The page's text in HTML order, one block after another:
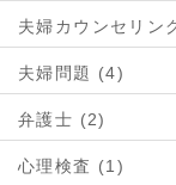
夫婦カウンセリン
夫婦問題 (4)
弁護士 (2)
心理検査 (1)